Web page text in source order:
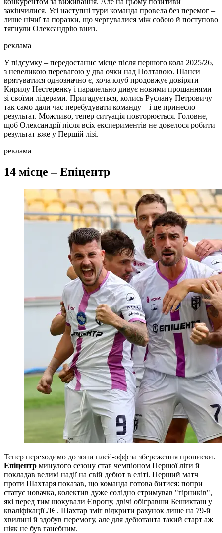
конкурентом за виживання. Але на цьому позитиви
закінчилися. Усі наступні тури команда провела без перемог –
лише нічиї та поразки, що чергувалися між собою й поступово
тягнули Олександрію вниз.
реклама
У підсумку – передостаннє місце після першого кола 2025/26,
з невеликою перевагою у два очки над Полтавою. Шанси
врятуватися однозначно є, хоча клуб продовжує довіряти
Кирилу Нестеренку і паралельно дивує новими прощаннями
зі своїми лідерами. Пригадується, колись Руслану Петровичу
так само дали час перебудувати команду – і це принесло
результат. Можливо, тепер ситуація повторюється. Головне,
щоб Олександрії після всіх експериментів не довелося робити
результат вже у Першій лізі.
реклама
14 місце – Епіцентр
Тепер переходимо до зони плей-офф за збереження прописки.
Епіцентр минулого сезону став чемпіоном Першої ліги й
покладав великі надії на свій дебют в еліті. Перший матч
проти Шахтаря показав, що команда готова битися: попри
статус новачка, колектив дуже солідно стримував "гірників",
які перед тим шокували Європу, двічі обігравши Бешикташ у
кваліфікації ЛЄ. Шахтар зміг відкрити рахунок лише на 79-й
хвилині й здобув перемогу, але для дебютанта такий старт аж
ніяк не був ганебним.